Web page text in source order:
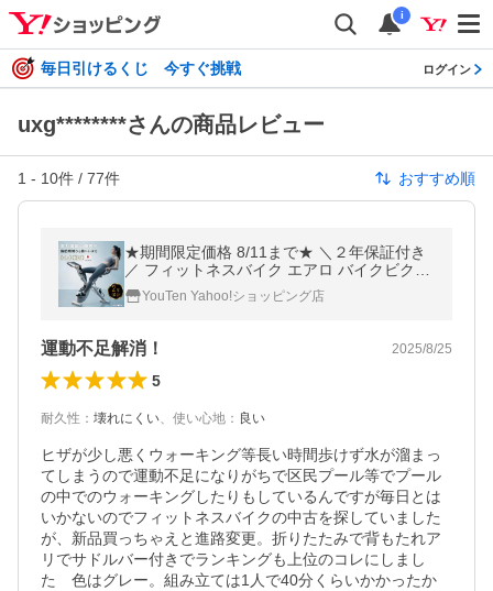
i
毎日引けるくじ 今すぐ挑戦 ログイン
uxg********さんの商品レビュー
1 - 10件 / 77件 おすすめ順
★期間限定価格 8/11まで★ ＼２年保証付き
／ フィットネスバイク エアロ バイクビクス
16段階 ホイール 折りたたみ スピンバイク
YouTen Yahoo!ショッピング店
運動不足解消！ 2025/8/25
5
耐久性 ： 壊れにくい、 使い心地 ： 良い
ヒザが少し悪くウォーキング等長い時間歩けず水が溜まっ
てしまうので運動不足になりがちで区民プール等でプール
の中でのウォーキングしたりもしているんですが毎日とは
いかないのでフィットネスバイクの中古を探していました
が、新品買っちゃえと進路変更。折りたたみで背もたれア
リでサドルバー付きでランキングも上位のコレにしまし
た　色はグレー。組み立ては1人で40分くらいかかったか